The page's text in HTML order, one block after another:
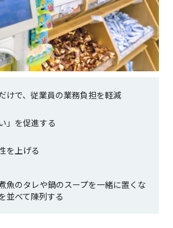
けで、従業員の業務負担を軽減
」を促進する
を上げる
魚のタレや鍋のスープを一緒に置くな
並べて陳列する